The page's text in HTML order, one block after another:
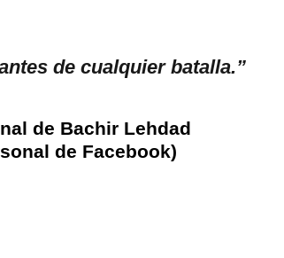
de cualquier batalla.”
de Bachir Lehdad
de Facebook)